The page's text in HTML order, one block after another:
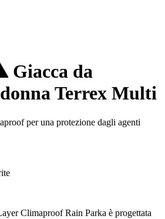
Giacca da
Terrex Multi
per una protezione dagli agenti
Climaproof Rain Parka è progettata